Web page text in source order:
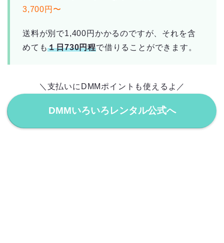
3,700円〜
送料が別で1,400円かかるのですが、それを含
めても１日730円程で借りることができます。
＼支払いにDMMポイントも使えるよ／
DMMいろいろレンタル公式へ